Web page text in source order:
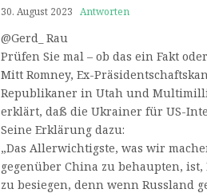
30. August 2023 Antworten
@Gerd_ Rau
Prüfen Sie mal – ob das ein Fakt
Mitt Romney, Ex-
Republikaner in Utah und
erklärt, daß die Ukrainer für US-
Seine Erklärung dazu:
„Das Allerwichtigste, was wir
gegenüber China zu behaupten,
zu besiegen, denn wenn Russland